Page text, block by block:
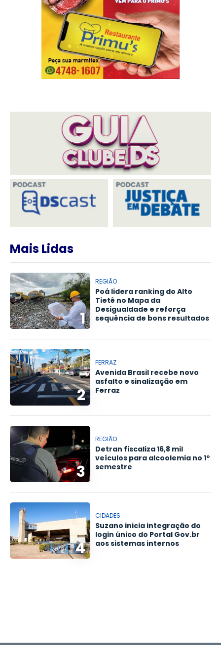
Mais Lidas
1
REGIÃO
Poá lidera ranking do Alto
Tietê no Mapa da
Desigualdade e reforça
sequência de bons resultados
2
FERRAZ
Avenida Brasil recebe novo
asfalto e sinalização em
Ferraz
3
REGIÃO
Detran fiscaliza 16,8 mil
veículos para alcoolemia no 1º
semestre
4
CIDADES
Suzano inicia integração do
login único do Portal Gov.br
aos sistemas internos